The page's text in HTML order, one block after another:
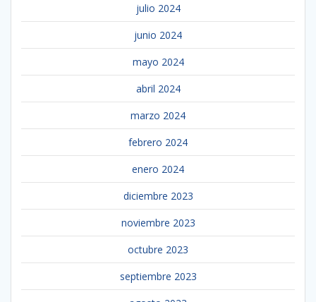
julio 2024
junio 2024
mayo 2024
abril 2024
marzo 2024
febrero 2024
enero 2024
diciembre 2023
noviembre 2023
octubre 2023
septiembre 2023